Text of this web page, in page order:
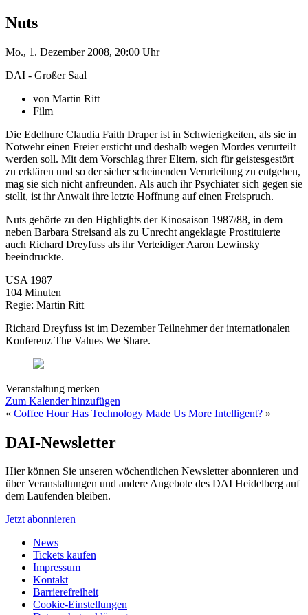
Nuts
Mo., 1. Dezember 2008, 20:00 Uhr
DAI - Großer Saal
von Martin Ritt
Film
Die Edelhure Claudia Faith Draper ist in Schwierigkeiten, als sie in
Notwehr einen Freier ersticht und deshalb wegen Mordes verurteilt
werden soll. Mit dem Vorschlag ihrer Eltern, sich für geistesgestört
zu erklären und so der sicher scheinenden Verurteilung zu entgehen,
mag sie sich nicht anfreunden. Als auch ihr Psychiater sich gegen sie
stellt, ist ihr Anwalt ihre letzte Hoffnung auf einen Freispruch.
Nuts gehörte zu den Highlights der Kinosaison 1987/88, in dem
neben Barbara Streisand als zu Unrecht angeklagte Prostituierte
auch Richard Dreyfuss als ihr Verteidiger Aaron Lewinsky
beeindruckte.
USA 1987
104 Minuten
Regie: Martin Ritt
Richard Dreyfuss ist im Dezember Teilnehmer der internationalen
Konferenz The Values We Share.
Veranstaltung merken
Zum Kalender hinzufügen
« Coffee Hour Has Technology Made Us More Intelligent? »
DAI-Newsletter
Hier können Sie unseren wöchentlichen Newsletter abonnieren und
über Veranstaltungen und andere Angebote des DAI Heidelberg auf
dem Laufenden bleiben.
Jetzt abonnieren
News
Tickets kaufen
Impressum
Kontakt
Barrierefreiheit
Cookie-Einstellungen